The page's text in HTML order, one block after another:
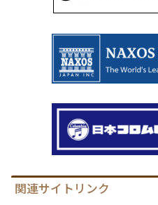
関連サイトリンク